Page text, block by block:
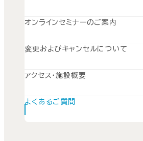
オンラインセミナーのご案内
変更およびキャンセルについて
アクセス・施設概要
よくあるご質問